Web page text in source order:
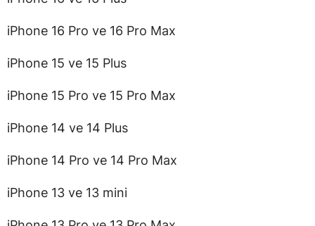
iPhone 16 Pro ve 16 Pro Max
iPhone 15 ve 15 Plus
iPhone 15 Pro ve 15 Pro Max
iPhone 14 ve 14 Plus
iPhone 14 Pro ve 14 Pro Max
iPhone 13 ve 13 mini